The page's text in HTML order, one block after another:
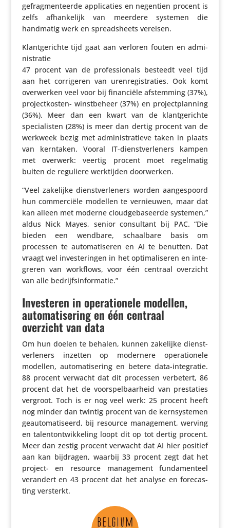
gefrag­men­teerde appli­ca­ties en negentien procent is
zelfs afhan­ke­lijk van meerdere systemen die
handmatig werk en spread­sheets vereisen.
Klant­ge­richte tijd gaat aan verloren fouten en admi­
ni­stratie
47 procent van de profes­si­o­nals besteedt veel tijd
aan het corri­geren van uren­re­gi­stra­ties. Ook komt
over­werken veel voor bij finan­ciële afstem­ming (37%),
project­kosten- winst­be­heer (37%) en project­plan­ning
(36%). Meer dan een kwart van de klant­ge­richte
speci­a­listen (28%) is meer dan dertig procent van de
werkweek bezig met admi­ni­stra­tieve taken in plaats
van kerntaken. Vooral IT-dienst­ver­le­ners kampen
met overwerk: veertig procent moet regel­matig
buiten de reguliere werk­tijden doorwerken.
“Veel zakelijke dienst­ver­le­ners worden aange­spoord
hun commer­ciële modellen te vernieuwen, maar dat
kan alleen met moderne cloud­ge­ba­seerde systemen,”
aldus Nick Mayes, senior consul­tant bij PAC. “Die
bieden een wendbare, schaal­bare basis om
processen te auto­ma­ti­seren en AI te benutten. Dat
vraagt wel inves­te­ringen in het opti­ma­li­seren en inte­
greren van workflows, voor één centraal overzicht
van alle bedrijfsinformatie.”
Investeren in operationele modellen,
automatisering en één centraal
overzicht van data
Om hun doelen te behalen, kunnen zakelijke dienst­
ver­le­ners inzetten op modernere opera­ti­o­nele
modellen, auto­ma­ti­se­ring en betere data-inte­gratie.
88 procent verwacht dat dit processen verbetert, 86
procent dat het de voor­spel­baar­heid van pres­ta­ties
vergroot. Toch is er nog veel werk: 25 procent heeft
nog minder dan twintig procent van de kern­sys­temen
geau­to­ma­ti­seerd, bij resource mana­ge­ment, werving
en talen­t­ont­wik­ke­ling loopt dit op tot dertig procent.
Meer dan zestig procent verwacht dat AI hier positief
aan kan bijdragen, waarbij 33 procent zegt dat het
project- en resource mana­ge­ment funda­men­teel
verandert en 43 procent dat het analyse en fore­cas­
ting versterkt.